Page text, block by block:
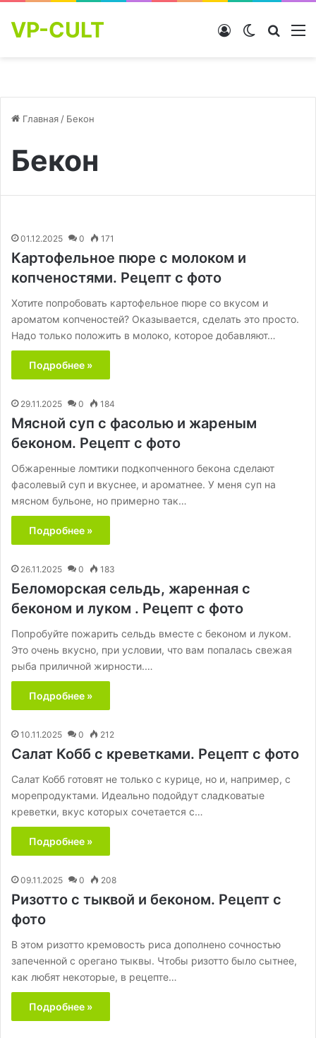
VP-CULT Switch skin
Войти
Главная / Бекон
Бекон
01.12.2025 0 171
Картофельное пюре с молоком и
копченостями. Рецепт с фото
Хотите попробовать картофельное пюре со вкусом и
ароматом копченостей? Оказывается, сделать это просто.
Надо только положить в молоко, которое добавляют…
Подробнее »
29.11.2025 0 184
Мясной суп с фасолью и жареным
беконом. Рецепт с фото
Обжаренные ломтики подкопченного бекона сделают
фасолевый суп и вкуснее, и ароматнее. У меня суп на
мясном бульоне, но примерно так…
Подробнее »
26.11.2025 0 183
Беломорская сельдь, жаренная с
беконом и луком . Рецепт с фото
Попробуйте пожарить сельдь вместе с беконом и луком.
Это очень вкусно, при условии, что вам попалась свежая
рыба приличной жирности.…
Подробнее »
10.11.2025 0 212
Салат Кобб с креветками. Рецепт с фото
Салат Кобб готовят не только с курице, но и, например, с
морепродуктами. Идеально подойдут сладковатые
креветки, вкус которых сочетается с…
Подробнее »
09.11.2025 0 208
Ризотто с тыквой и беконом. Рецепт с
фото
В этом ризотто кремовость риса дополнено сочностью
запеченной с орегано тыквы. Чтобы ризотто было сытнее,
как любят некоторые, в рецепте…
Подробнее »